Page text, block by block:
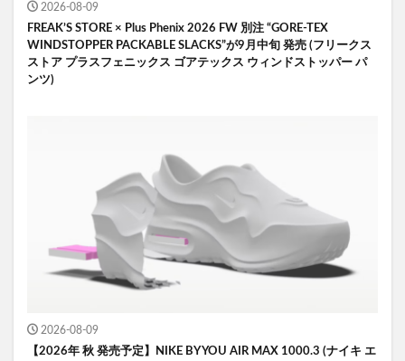
2026-08-09
FREAK’S STORE × Plus Phenix 2026 FW 別注 “GORE-TEX
WINDSTOPPER PACKABLE SLACKS”が9月中旬 発売 (フリークス
ストア プラスフェニックス ゴアテックス ウィンドストッパー パ
ンツ)
2026-08-09
【2026年 秋 発売予定】NIKE BY YOU AIR MAX 1000.3 (ナイキ エ